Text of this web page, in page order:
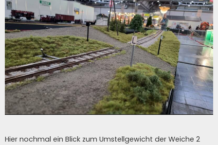
Hier nochmal ein Blick zum Umstellgewicht der Weiche 2